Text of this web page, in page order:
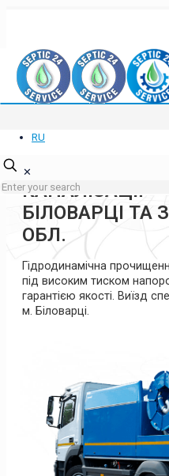
Відгуки клієнтів про нас Відповіді
Політика конфіденційності
RU
✕
ПРОЧИСТКА
КАНАЛІЗАЦІЇ
БІЛОВАРЦІ ТА
ОБЛ.
Гідродинамічна
під високим тиском
гарантією якості. Виїзд
м. Біловарці.